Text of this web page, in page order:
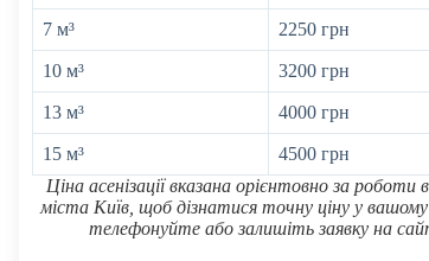
7 м³ 2250 грн
10 м³ 3200 грн
13 м³ 4000 грн
15 м³
4500 грн
Ціна асенізації вказана орієнтовно за
міста Київ, щоб дізнатися точну ціну у
телефонуйте або залишіть заявку на